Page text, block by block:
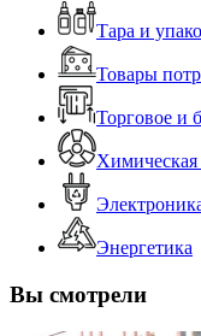
Тара и
Товары
Торговое и
Энергетика
Вы смотрели